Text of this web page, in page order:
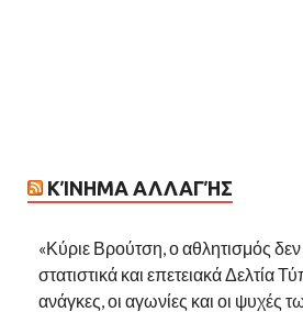
ΚΊΝΗΜΑ ΑΛΛΑΓΉΣ
«Κύριε Βρούτση, ο αθλητισμός δεν
στατιστικά και επετειακά Δελτία
ανάγκες, οι αγωνίες και οι